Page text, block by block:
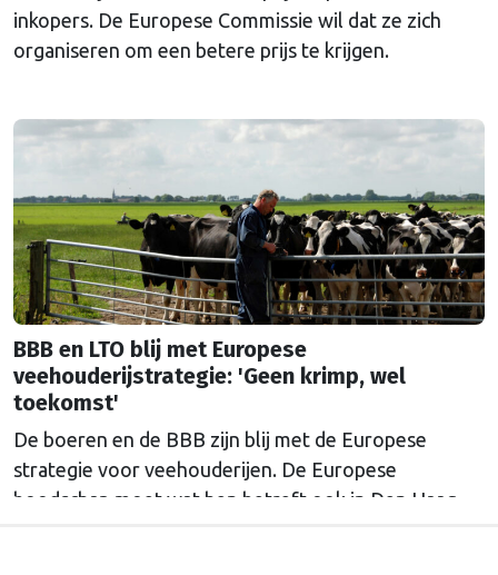
inkopers. De Europese Commissie wil dat ze zich
organiseren om een betere prijs te krijgen.
BBB en LTO blij met Europese
veehouderijstrategie: 'Geen krimp, wel
toekomst'
De boeren en de BBB zijn blij met de Europese
strategie voor veehouderijen. De Europese
boodschap moet wat hen betreft ook in Den Haag